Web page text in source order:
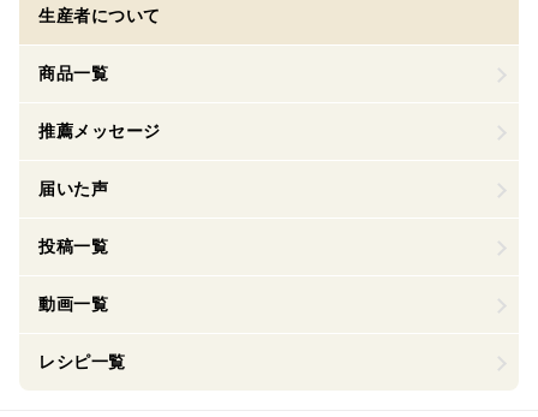
生産者について
商品一覧
推薦メッセージ
届いた声
投稿一覧
動画一覧
レシピ一覧